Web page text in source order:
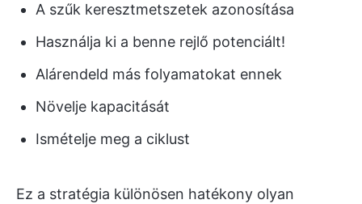
A szűk keresztmetszetek azonosítása
Használja ki a benne rejlő potenciált!
Alárendeld más folyamatokat ennek
Növelje kapacitását
Ismételje meg a ciklust
Ez a stratégia különösen hatékony olyan